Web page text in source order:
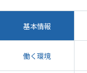
基本情報
働く環境